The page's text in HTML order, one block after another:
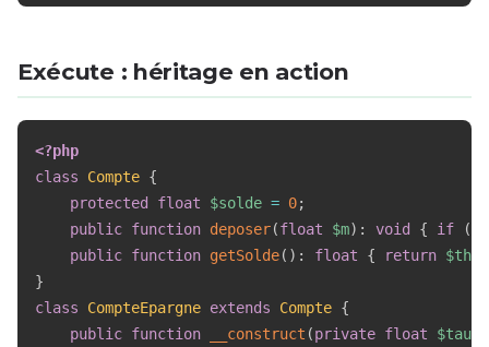
Exécute : héritage en action
<?php
class
Compte {
protected
float $solde = 0;
public function deposer(float $m) : void { if (
public function getSolde( ) : float { return $this
}
class
CompteEpargne extends Compte {
public function __construct (private float $taux